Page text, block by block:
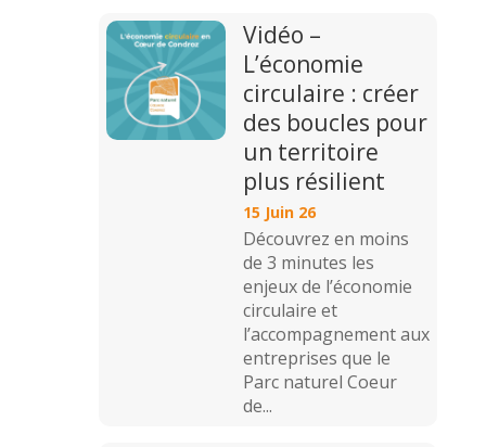
Vidéo –
L’économie
circulaire : créer
des boucles pour
un territoire
plus résilient
15 Juin 26
Découvrez en moins
de 3 minutes les
enjeux de l’économie
circulaire et
l’accompagnement aux
entreprises que le
Parc naturel Coeur
de...